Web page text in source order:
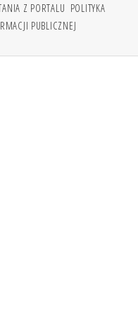
Z PORTALU POLITYKA
PUBLICZNEJ